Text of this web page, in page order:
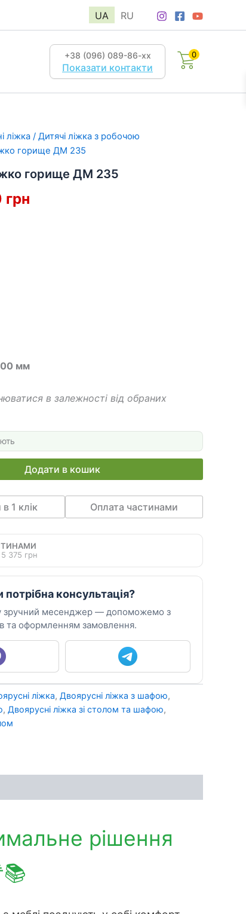
UA RU
+38 (096) 089-86-хх
Показати контакти
0
ліжка / Дитячі ліжка з робочою
горище ДМ 235
горище ДМ 235
грн
мм
в залежності від обраних
Додати в кошик
1 клік Оплата частинами
375 грн
потрібна консультація?
зручний месенджер — допоможемо з
та оформленням замовлення.
ліжка, Двоярусні ліжка з шафою,
, Двоярусні ліжка зі столом та шафою,
рішення